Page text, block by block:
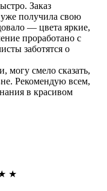
Заказ
уже получила свою
— цвета яркие,
проработано с
заботятся о
могу смело сказать,
Рекомендую всем,
в красивом
★